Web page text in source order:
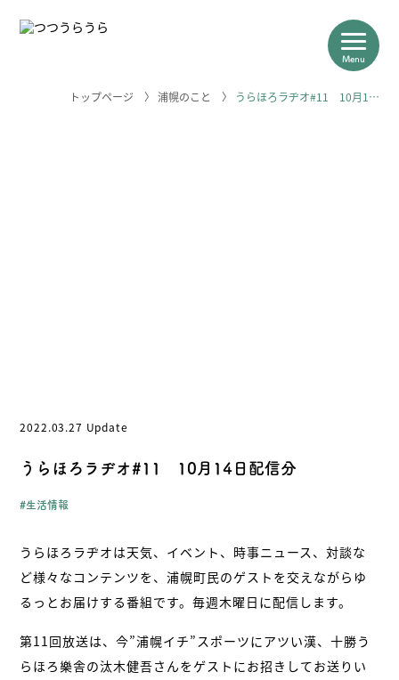
Menu
- プライバシーポリシー - 浦幌町役場公式サイト
北海道・浦幌町
トップページ 〉 浦幌のこと 〉 うらほろラヂオ#11 10月1…
2022.03.27 Update
うらほろラヂオ#11 10月14日配信分
生活情報
うらほろラヂオは天気、イベント、時事ニュース、対談な
ど様々なコンテンツを、浦幌町民のゲストを交えながらゆ
るっとお届けする番組です。毎週木曜日に配信します。
第11回放送は、今”浦幌イチ”スポーツにアツい漢、十勝う
らほろ樂舎の汰木健吾さんをゲストにお招きしてお送りい